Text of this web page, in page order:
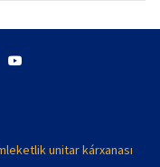
unitar kárxanası